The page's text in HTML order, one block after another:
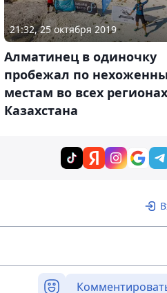
21:32, 25 октября 2019
Алматинец в одиночку
пробежал по
местам во всех регионах
Казахстана